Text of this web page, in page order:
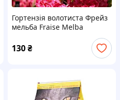
Гортензія волотиста Фрейз
мельба Fraise Melba
130₴